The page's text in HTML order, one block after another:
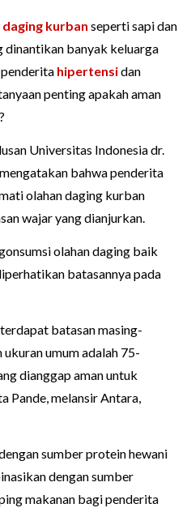
daging kurban seperti sapi dan
dinantikan banyak keluarga
hipertensidan
penting apakah aman
Universitas Indonesia dr.
bahwa penderita
olahan daging kurban
wajar yang dianjurkan.
olahan daging baik
batasannya pada
batasan masing-
umum adalah 75-
dianggap aman untuk
Pande, melansir Antara,
sumber protein hewani
dengan sumber
makanan bagi penderita